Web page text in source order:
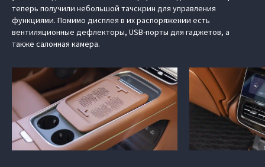
теперь получили небольшой тачскрин для управления
функциями. Помимо дисплея в их распоряжении есть
вентиляционные дефлекторы, USB-порты для гаджетов, а
также салонная камера.